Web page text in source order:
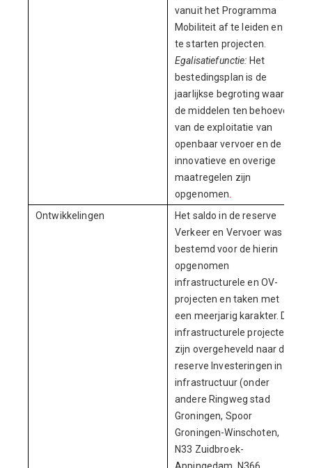
vanuit het Programma
Mobiliteit af te leiden en op
te starten projecten.
Egalisatiefunctie: Het
bestedingsplan is de
jaarlijkse begroting waarin
de middelen ten behoeve
van de exploitatie van
openbaar vervoer en de
innovatieve en overige
maatregelen zijn
opgenomen
Ontwikkelingen
Het saldo in de reserve
Verkeer en Vervoer was
bestemd voor de hierin
opgenomen
infrastructurele en OV-
projecten en taken met
een meerjarig karakter. De
infrastructurele projecten
zijn overgeheveld naar de
reserve Investeringen in
infrastructuur (onder
andere Ringweg stad
Groningen, Spoor
Groningen-Winschoten,
N33 Zuidbroek-